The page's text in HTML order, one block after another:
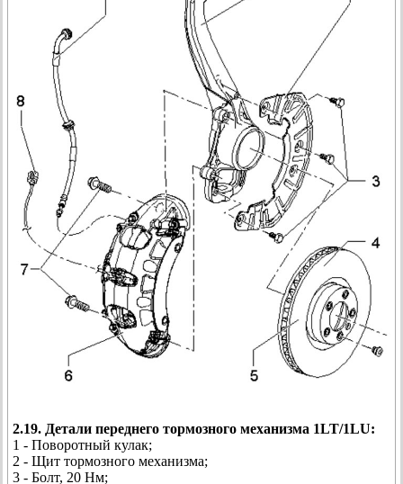
2.19. Детали переднего тормозного механизма 1LT/1LU:
1 - Поворотный кулак;
2 - Щит тормозного механизма;
3 - Болт, 20 Нм;